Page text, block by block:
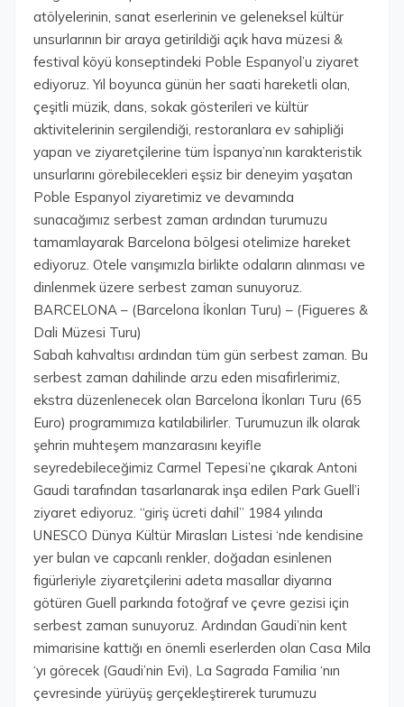
atölyelerinin, sanat eserlerinin ve geleneksel kültür
unsurlarının bir araya getirildiği açık hava müzesi &
festival köyü konseptindeki Poble Espanyol’u ziyaret
ediyoruz. Yıl boyunca günün her saati hareketli olan,
çeşitli müzik, dans, sokak gösterileri ve kültür
aktivitelerinin sergilendiği, restoranlara ev sahipliği
yapan ve ziyaretçilerine tüm İspanya’nın karakteristik
unsurlarını görebilecekleri eşsiz bir deneyim yaşatan
Poble Espanyol ziyaretimiz ve devamında
sunacağımız serbest zaman ardından turumuzu
tamamlayarak Barcelona bölgesi otelimize hareket
ediyoruz. Otele varışımızla birlikte odaların alınması ve
dinlenmek üzere serbest zaman sunuyoruz.
BARCELONA – (Barcelona İkonları Turu) – (Figueres &
Dali Müzesi Turu)
Sabah kahvaltısı ardından tüm gün serbest zaman. Bu
serbest zaman dahilinde arzu eden misafirlerimiz,
ekstra düzenlenecek olan Barcelona İkonları Turu (65
Euro) programımıza katılabilirler. Turumuzun ilk olarak
şehrin muhteşem manzarasını keyifle
seyredebileceğimiz Carmel Tepesi’ne çıkarak Antoni
Gaudi tarafından tasarlanarak inşa edilen Park Guell’i
ziyaret ediyoruz. “giriş ücreti dahil” 1984 yılında
UNESCO Dünya Kültür Mirasları Listesi ‘nde kendisine
yer bulan ve capcanlı renkler, doğadan esinlenen
figürleriyle ziyaretçilerini adeta masallar diyarına
götüren Guell parkında fotoğraf ve çevre gezisi için
serbest zaman sunuyoruz. Ardından Gaudi’nin kent
mimarisine kattığı en önemli eserlerden olan Casa Mila
‘yı görecek (Gaudi’nin Evi), La Sagrada Familia ‘nın
çevresinde yürüyüş gerçekleştirerek turumuzu